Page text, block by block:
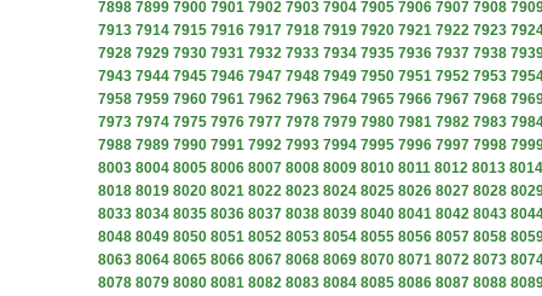
7898 7899 7900 7901 7902 7903 7904 7905 7906 7907 7908
7913 7914 7915 7916 7917 7918 7919 7920 7921 7922 7923
7928 7929 7930 7931 7932 7933 7934 7935 7936 7937 7938
7943 7944 7945 7946 7947 7948 7949 7950 7951 7952 7953
7958 7959 7960 7961 7962 7963 7964 7965 7966 7967 7968
7973 7974 7975 7976 7977 7978 7979 7980 7981 7982 7983
7988 7989 7990 7991 7992 7993 7994 7995 7996 7997 7998
8003 8004 8005 8006 8007 8008 8009 8010 8011 8012 8013 8014
8018 8019 8020 8021 8022 8023 8024 8025 8026 8027 8028
8033 8034 8035 8036 8037 8038 8039 8040 8041 8042 8043
8048 8049 8050 8051 8052 8053 8054 8055 8056 8057 8058
8063 8064 8065 8066 8067 8068 8069 8070 8071 8072 8073
8078 8079 8080 8081 8082 8083 8084 8085 8086 8087 8088